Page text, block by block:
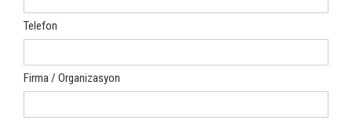
Telefon
Firma / Organizasyon